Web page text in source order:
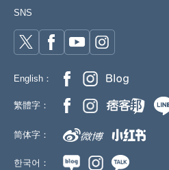
SNS
English：
繁體字：
简体字：
한국어：